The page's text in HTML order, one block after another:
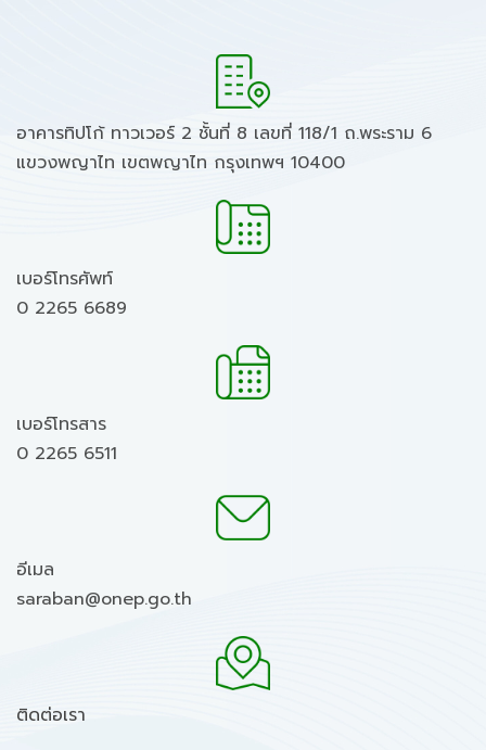
อาคารทิปโก้ ทาวเวอร์ 2 ชั้นที่ 8 เลขที่ 118/1 ถ.พระราม 6
แขวงพญาไท เขตพญาไท กรุงเทพฯ 10400
เบอร์โทรศัพท์
0 2265 6689
เบอร์โทรสาร
0 2265 6511
อีเมล
saraban@onep.go.th
ติดต่อเรา